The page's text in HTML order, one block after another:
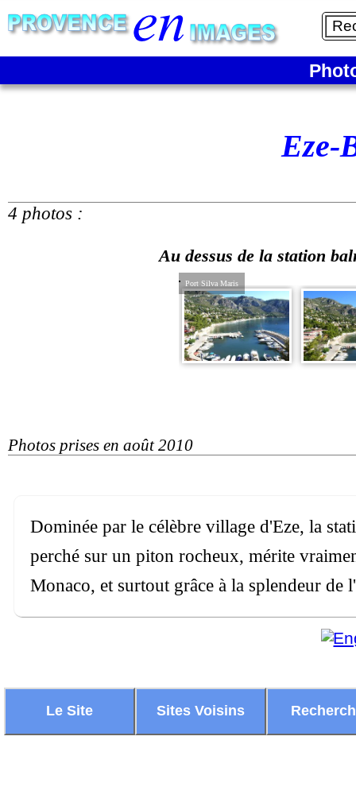
Eze-
4 photos :
Au dessus de la station
Port Silva Maris
Photos prises en août 2010
Dominée par le célèbre village d'Eze, la
perché sur un piton rocheux, mérite
Monaco, et surtout grâce à la splendeur de
Le Site Sites Voisins